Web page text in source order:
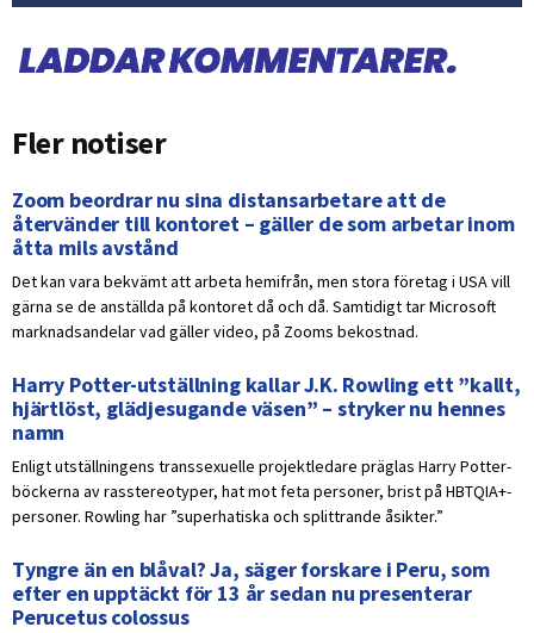
Fler notiser
Zoom beordrar nu sina distansarbetare att de
återvänder till kontoret – gäller de som arbetar inom
åtta mils avstånd
Det kan vara bekvämt att arbeta hemifrån, men stora företag i USA vill
gärna se de anställda på kontoret då och då. Samtidigt tar Microsoft
marknadsandelar vad gäller video, på Zooms bekostnad.
Harry Potter-utställning kallar J.K. Rowling ett ”kallt,
hjärtlöst, glädjesugande väsen” – stryker nu hennes
namn
Enligt utställningens transsexuelle projektledare präglas Harry Potter-
böckerna av rasstereotyper, hat mot feta personer, brist på HBTQIA+-
personer. Rowling har ”superhatiska och splittrande åsikter.”
Tyngre än en blåval? Ja, säger forskare i Peru, som
efter en upptäckt för 13 år sedan nu presenterar
Perucetus colossus